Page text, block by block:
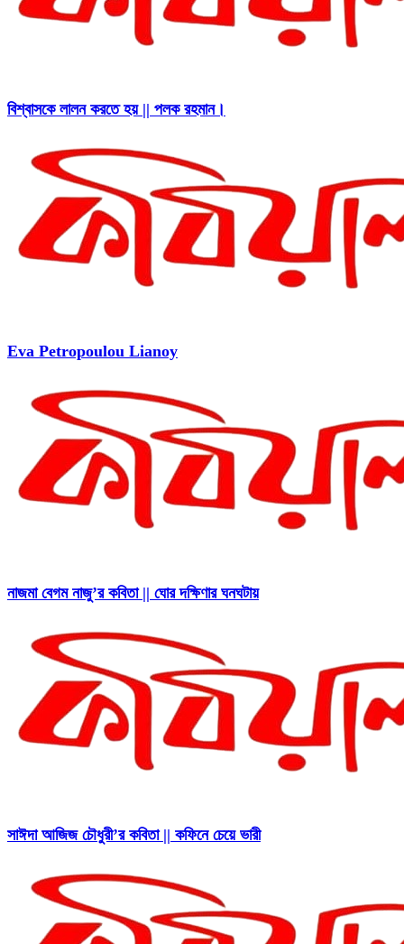
বিশ্বাসকে লালন করতে হয় || পলক রহমান।
Eva Petropoulou Lianoy
নাজমা বেগম নাজু’র কবিতা || ঘোর দক্ষিণার ঘনঘটায়
সাঈদা আজিজ চৌধুরী’র কবিতা || কফিনে চেয়ে ভারী